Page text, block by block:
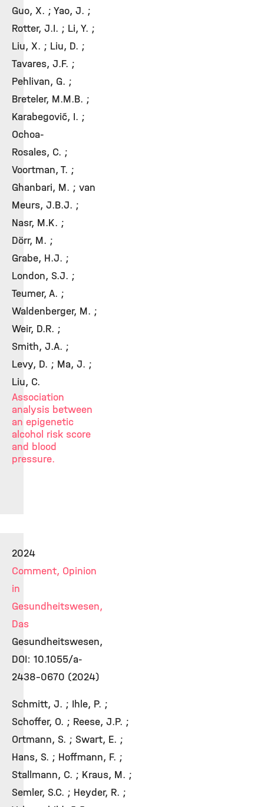
Guo, X. ; Yao, J. ;
Rotter, J.I. ; Li, Y. ;
Liu, X. ; Liu, D. ;
Tavares, J.F. ;
Pehlivan, G. ;
Breteler, M.M.B. ;
Karabegović, I. ;
Ochoa-
Rosales, C. ;
Voortman, T. ;
Ghanbari, M. ; van
Meurs, J.B.J. ;
Nasr, M.K. ;
Dörr, M. ;
Grabe, H.J. ;
London, S.J. ;
Teumer, A. ;
Waldenberger, M. ;
Weir, D.R. ;
Smith, J.A. ;
Levy, D. ; Ma, J. ;
Liu, C.
Association
analysis between
an epigenetic
alcohol risk score
and blood
pressure.
2024
Comment, Opinion
in
Gesundheitswesen,
Das
Gesundheitswesen,
DOI: 10.1055/a-
2438-0670 (2024)
Schmitt, J. ; Ihle, P. ;
Schoffer, O. ; Reese, J.P. ;
Ortmann, S. ; Swart, E. ;
Hans, S. ; Hoffmann, F. ;
Stallmann, C. ; Kraus, M. ;
Semler, S.C. ; Heyder, R. ;